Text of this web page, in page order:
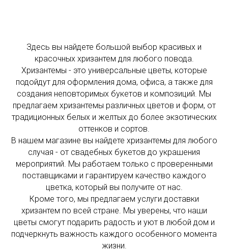
Здесь вы найдете большой выбор красивых и
красочных хризантем для любого повода.
Хризантемы - это универсальные цветы, которые
подойдут для оформления дома, офиса, а также для
создания неповторимых букетов и композиций. Мы
предлагаем хризантемы различных цветов и форм, от
традиционных белых и желтых до более экзотических
оттенков и сортов.
В нашем магазине вы найдете хризантемы для любого
случая - от свадебных букетов до украшения
мероприятий. Мы работаем только с проверенными
поставщиками и гарантируем качество каждого
цветка, который вы получите от нас.
Кроме того, мы предлагаем услуги доставки
хризантем по всей стране. Мы уверены, что наши
цветы смогут подарить радость и уют в любой дом и
подчеркнуть важность каждого особенного момента
жизни.